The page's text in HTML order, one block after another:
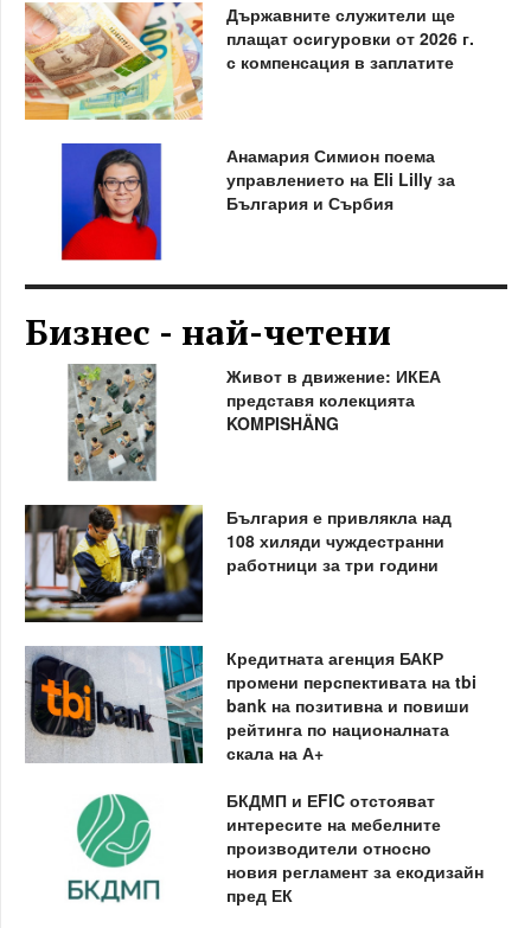
Държавните служители ще
плащат осигуровки от 2026 г.
с компенсация в заплатите
Анамария Симион поема
управлението на Eli Lilly за
България и Сърбия
Бизнес - най-четени
Живот в движение: ИКЕА
представя колекцията
KOMPISHÄNG
България е привлякла над
108 хиляди чуждестранни
работници за три години
Кредитната агенция БАКР
промени перспективата на tbi
bank на позитивна и повиши
рейтинга по националната
скала на А+
БКДМП и ЕFIC отстояват
интересите на мебелните
производители относно
новия регламент за екодизайн
пред ЕК